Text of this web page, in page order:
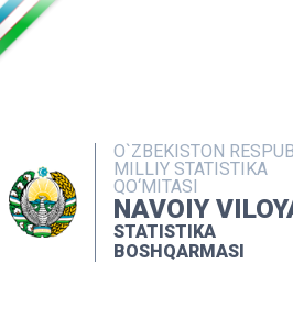
O`ZBEKISTON
MILLIY STATISTIKA
QO‘MITASI
NAVOIY
STATISTIKA
BOSHQARMASI
OCHIQ
INTERAKTIV